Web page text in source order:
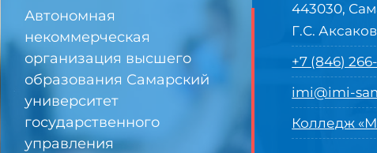
Автономная
некоммерческая
организация высшего
образования Самарский
университет
государственного
управления
443030,
Г.С.
+7 (846)
imi@imi-
Колледж